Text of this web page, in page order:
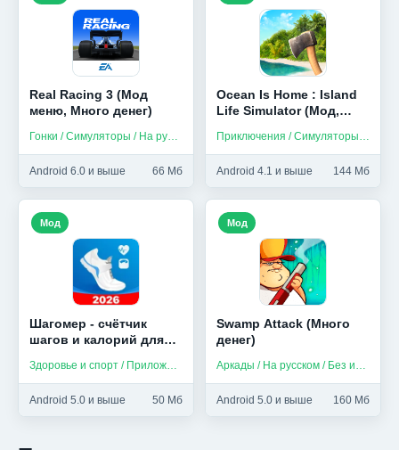
Real Racing 3 (Мод
меню, Много денег)
Гонки / Симуляторы / На русском
Android 6.0 и выше 66 Мб
Ocean Is Home : Island
Life Simulator (Мод,
Приключения / Симуляторы / На русском
Android 4.1 и выше 144 Мб
Шагомер - счётчик
шагов и калорий для
Unlocked)
Здоровье и спорт / Приложения на русском
Android 5.0 и выше 50 Мб
Мод
Swamp Attack (Много
денег)
Аркады / На русском / Без интернета
Android 5.0 и выше 160 Мб
Мод